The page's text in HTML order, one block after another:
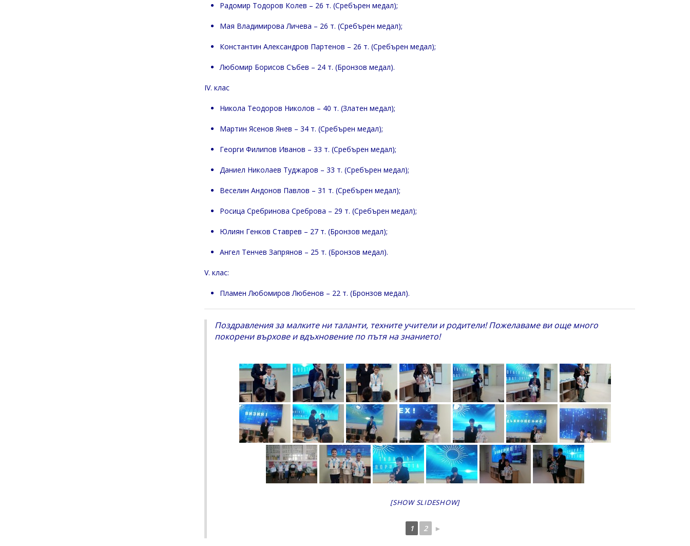
Радомир Тодоров Колев – 26 т. (Сребърен медал);
Мая Владимирова Личева – 26 т. (Сребърен медал);
Константин Александров Партенов – 26 т. (Сребърен медал);
Любомир Борисов Събев – 24 т. (Бронзов медал).
IV. клас
Никола Теодоров Николов – 40 т. (Златен медал);
Мартин Ясенов Янев – 34 т. (Сребърен медал);
Георги Филипов Иванов – 33 т. (Сребърен медал);
Даниел Николаев Туджаров – 33 т. (Сребърен медал);
Веселин Андонов Павлов – 31 т. (Сребърен медал);
Росица Сребринова Среброва – 29 т. (Сребърен медал);
Юлиян Генков Ставрев – 27 т. (Бронзов медал);
Ангел Тенчев Запрянов – 25 т. (Бронзов медал).
V. клас:
Пламен Любомиров Любенов – 22 т. (Бронзов медал).
Поздравления за малките ни таланти, техните учители и родители! Пожелаваме ви още много
покорени върхове и вдъхновение по пътя на знанието!
[SHOW SLIDESHOW]
1 2 ►